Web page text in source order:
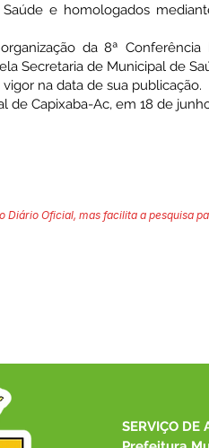
e homologados
da 8ª
Secretaria de Municipal de
na data de sua publicação.
de Capixaba-Ac, em 18 de
Diário Oficial, mas facilita a pesquisa
SERVIÇO DE